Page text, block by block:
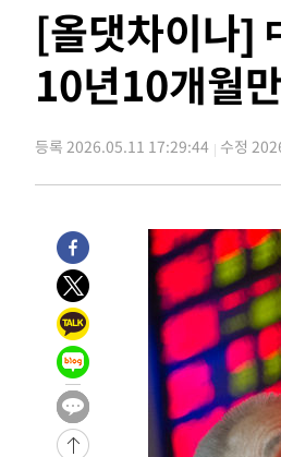
[올댓차이나]
10년10개월
등록 2026.05.11 17:29:44 수정